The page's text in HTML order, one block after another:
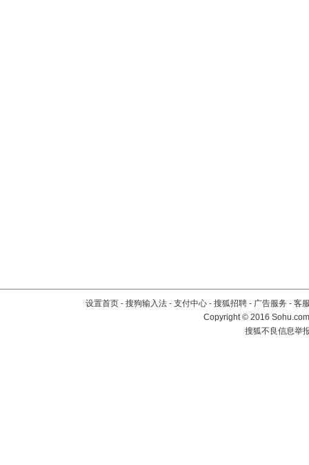
设置首页 - 搜狗输入法 - 支付中心 - 搜狐招聘 - 广告服务 - 客
Copyright©2016
搜狐不良信息举